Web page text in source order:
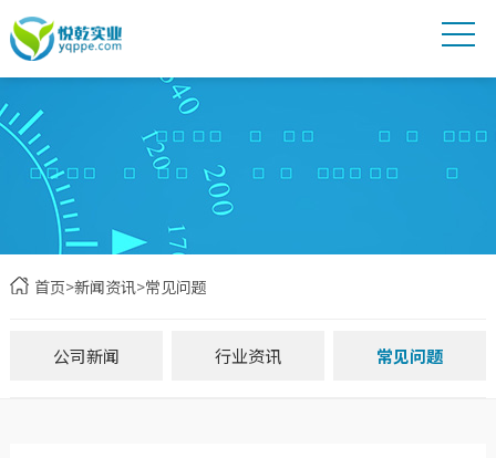
首页>新闻资讯>常见问题
公司新闻 行业资讯 常见问题